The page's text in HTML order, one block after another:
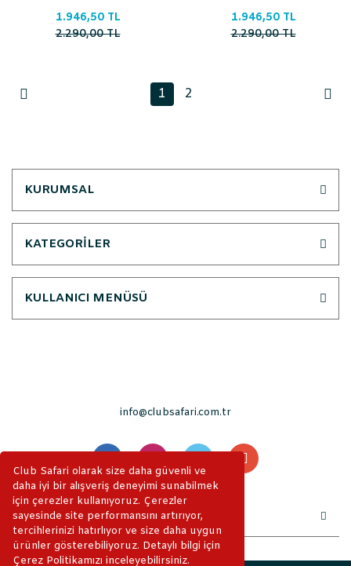
Club Safari olarak size daha güvenli ve
daha iyi bir alışveriş deneyimi sunabilmek
için çerezler kullanıyoruz. Çerezler
sayesinde site performansını artırıyor,
tercihlerinizi hatırlıyor ve size daha uygun
ürünler gösterebiliyoruz. Detaylı bilgi için
Çerez Politikamızı inceleyebilirsiniz.
1.946,50 TL
2.290,00 TL
1.946,50 TL
2.290,00 TL
1 2
KURUMSAL
KATEGORİLER
KULLANICI MENÜSÜ
info@clubsafari.com.tr